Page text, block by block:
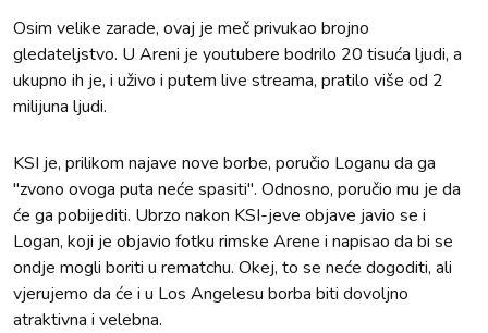
Osim velike zarade, ovaj je meč privukao brojno
gledateljstvo. U Areni je youtubere bodrilo 20 tisuća ljudi, a
ukupno ih je, i uživo i putem live streama, pratilo više od 2
milijuna ljudi.
KSI je, prilikom najave nove borbe, poručio Loganu da ga
"zvono ovoga puta neće spasiti". Odnosno, poručio mu je da
će ga pobijediti. Ubrzo nakon KSI-jeve objave javio se i
Logan, koji je objavio fotku rimske Arene i napisao da bi se
ondje mogli boriti u rematchu. Okej, to se neće dogoditi, ali
vjerujemo da će i u Los Angelesu borba biti dovoljno
atraktivna i velebna.